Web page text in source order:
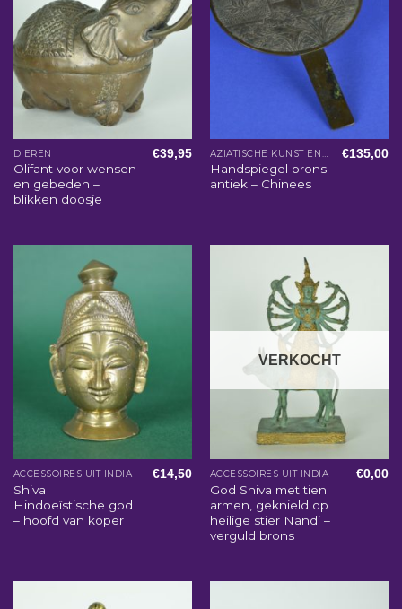
DIEREN
Olifant voor wensen
en gebeden –
blikken doosje
€39,95 AZIATISCHE KUNST EN WOONACCESSOIRES
Handspiegel brons
antiek – Chinees
€135,00
ACCESSOIRES UIT INDIA
Shiva
Hindoeïstische god
– hoofd van koper
€14,50
VERKOCHT
ACCESSOIRES UIT INDIA
God Shiva met tien
armen, geknield op
heilige stier Nandi –
verguld brons
€0,00